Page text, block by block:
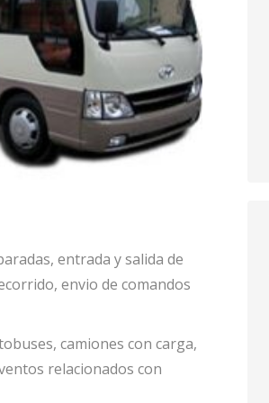
entrada y salida de
envio de comandos
camiones con carga,
relacionados con